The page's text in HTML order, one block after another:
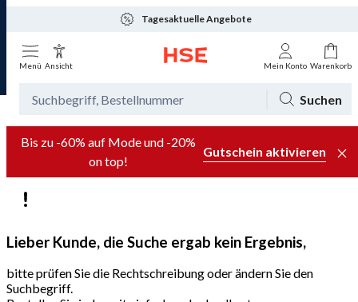
Tagesaktuelle Angebote
Menü Ansicht Mein Konto Warenkorb
Suchen
Bis zu -60% auf Mode und -20%
on top!
Gutschein aktivieren
Lieber Kunde, die Suche ergab kein Ergebnis,
bitte prüfen Sie die Rechtschreibung oder ändern Sie den
Suchbegriff.